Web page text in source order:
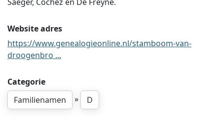
Website adres
https://www.genealogieonline.nl/stamboom-van-
droogenbro ...
Categorie
Familienamen
» D